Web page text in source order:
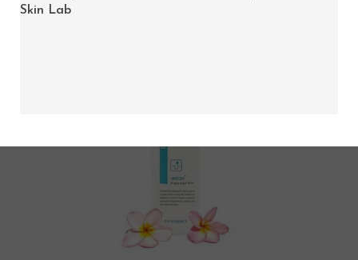
Skin Lab